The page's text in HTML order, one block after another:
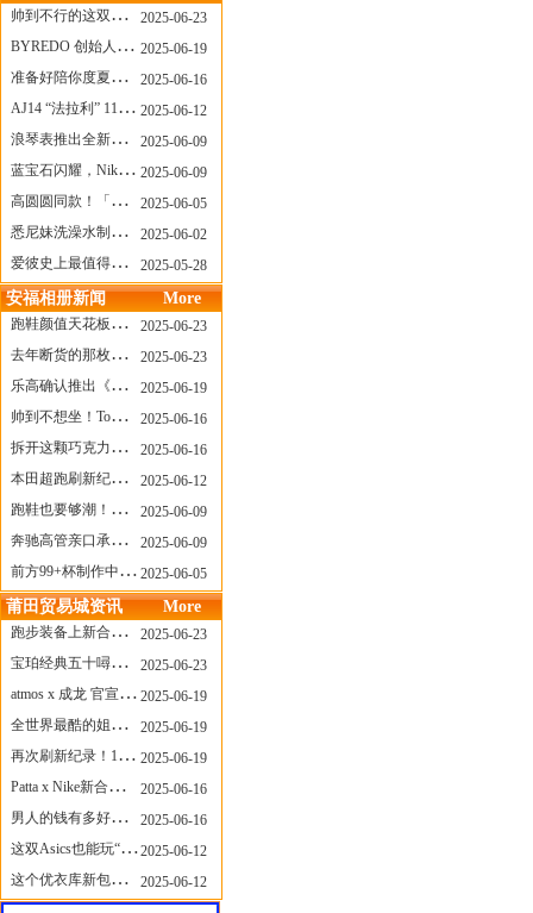
帅到不行的这双跑鞋，其实藏着Nike第一位签约跑者的故事
2025-06-23
BYREDO 创始人离任，也带走了那份灵魂感
2025-06-19
准备好陪你度夏，nanamica x Suicoke 新联名来了
2025-06-16
AJ14 “法拉利” 11年后回归，红色超跑气场全开
2025-06-12
浪琴表推出全新先行者系列祖鲁时间1925腕表
2025-06-09
蓝宝石闪耀，Nike Air Max DN8 华丽变身
2025-06-09
高圆圆同款！「赤足New Balance」新联名曝光，铺货了
2025-06-05
悉尼妹洗澡水制成肥皂开启售卖！男粉：这肥皂能吃吗？
2025-06-02
爱彼史上最值得看的大展！揭秘150年传奇制表背后
2025-05-28
安福相册新闻 More
跑鞋颜值天花板？日常也能帅一脸
2025-06-23
去年断货的那枚表， CASIO指环表又要发售了
2025-06-23
乐高确认推出《哥斯拉》积木，这设计也太酷了！
2025-06-19
帅到不想坐！Tom Sachs x Helinox 这把露营椅太炸了
2025-06-16
拆开这颗巧克力，居然是皮卡丘？
2025-06-16
本田超跑刷新纪录了！700万元成交价
2025-06-12
跑鞋也要够潮！昂跑 x Slam Jam 联名即将发售
2025-06-09
奔驰高管亲口承认：电动G级，完全失败了！
2025-06-09
前方99+杯制作中！「爷爷不泡茶」苹果狗、桃桃喵，今夏顶流潮饮！
2025-06-05
莆田贸易城资讯 More
跑步装备上新合集，最近有什么可以关注的呢？
2025-06-23
宝珀经典五十噚家族再添新员 适配所有腕围的38mm小表径腕表亮相
2025-06-23
atmos x 成龙 官宣，《警察故事》联名短袖公布！
2025-06-19
全世界最酷的姐姐，和Nike联名的鞋要来了！
2025-06-19
再次刷新纪录！14只 LABUBU 共拍出240万元
2025-06-19
Patta x Nike新合作提前泄露，这次的服饰周边也有亮点？
2025-06-16
男人的钱有多好赚？四个大学生创业卖短裤，年销8个亿！
2025-06-16
这双Asics也能玩“牛仔感”？TOGA联名即将登场！
2025-06-12
这个优衣库新包，能火起来吗？
2025-06-12